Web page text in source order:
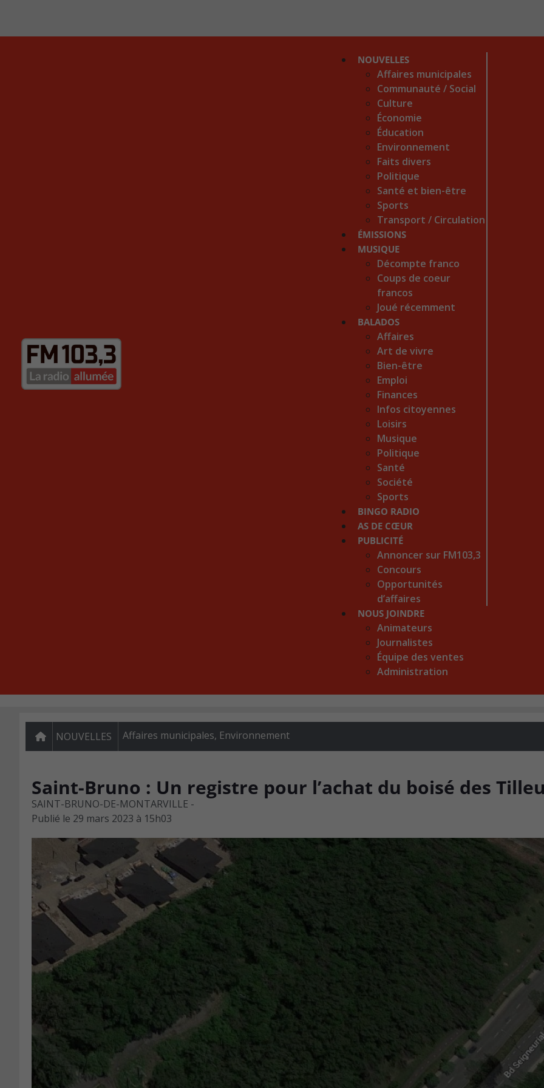
NOUVELLES
Affaires municipales
Communauté / Social
Culture
Économie
Éducation
Environnement
Faits divers
Politique
Santé et bien-être
Sports
Transport / Circulation
ÉMISSIONS
MUSIQUE
Décompte franco
Coups de coeur
francos
Joué récemment
BALADOS
Affaires
Art de vivre
Bien-être
Emploi
Finances
Infos citoyennes
Loisirs
Musique
Politique
Santé
Société
Sports
BINGO RADIO
AS DE CŒUR
PUBLICITÉ
Annoncer sur FM103,3
Concours
Opportunités
d’affaires
NOUS JOINDRE
Animateurs
Journalistes
Équipe des ventes
Administration
NOUVELLES Affaires municipales, Environnement
Saint-Bruno : Un registre pour l’achat du boisé des
SAINT-BRUNO-DE-MONTARVILLE -
Publié le 29 mars 2023 à 15h03